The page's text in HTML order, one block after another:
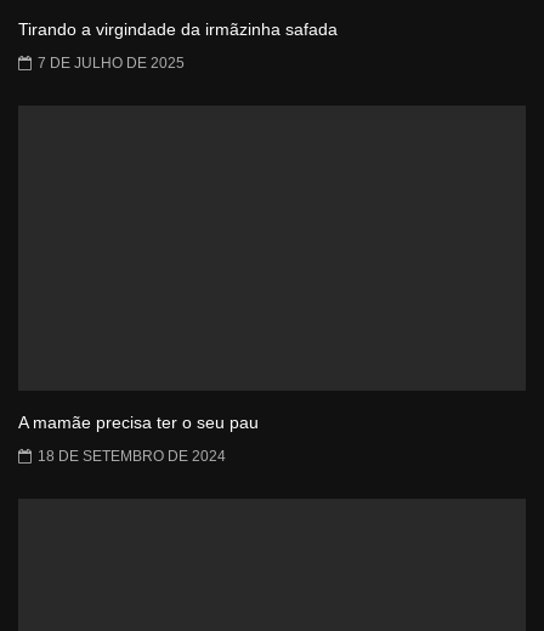
Tirando a virgindade da irmãzinha safada
7 DE JULHO DE 2025
A mamãe precisa ter o seu pau
18 DE SETEMBRO DE 2024